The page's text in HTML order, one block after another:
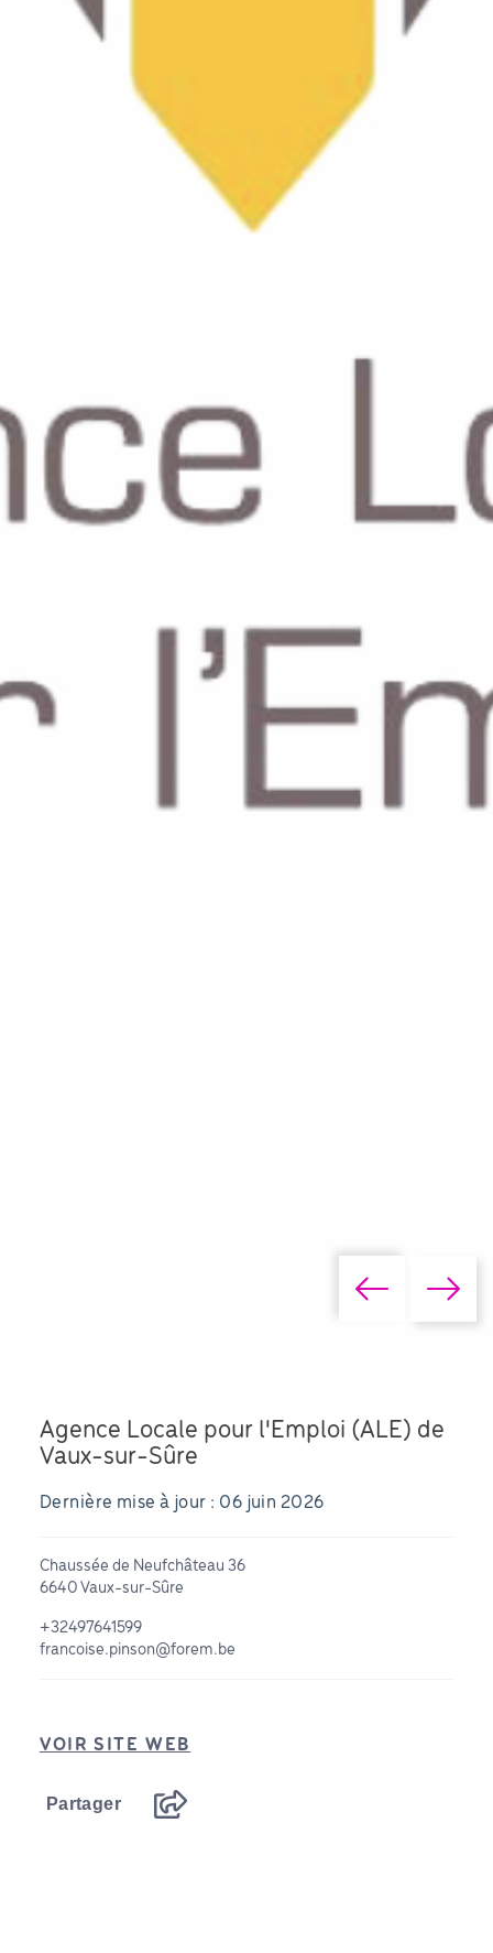
Agence Locale pour l'Emploi (ALE) de
Vaux-sur-Sûre
Dernière mise à jour : 06 juin 2026
Chaussée de Neufchâteau 36
6640 Vaux-sur-Sûre
+32497641599
francoise.pinson@forem.be
VOIR SITE WEB
Partager